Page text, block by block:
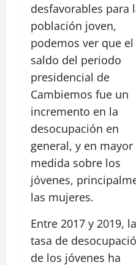
desfavorables para
población joven,
podemos ver que el
saldo del periodo
presidencial de
Cambiemos fue un
incremento en la
desocupación en
general, y en mayor
medida sobre los
jóvenes,
las mujeres.
Entre 2017 y 2019, la
tasa de
de los jóvenes ha